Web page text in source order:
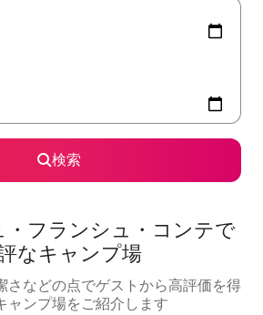
検索
・フランシュ・コンテで
なキャンプ場
さなどの点でゲストから高評価を得
ャンプ場をご紹介します